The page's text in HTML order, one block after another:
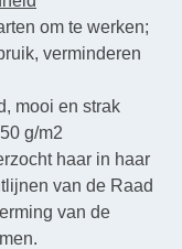
om te werken;
verminderen
mooi en strak
g/m2
haar in haar
van de Raad
van de